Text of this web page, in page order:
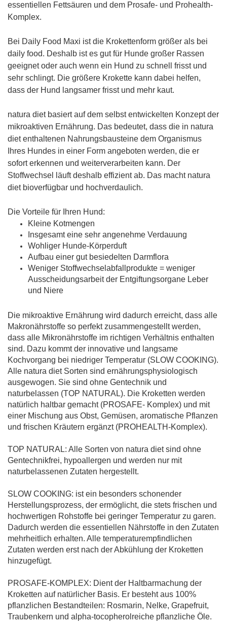
essentiellen Fettsäuren und dem Prosafe- und Prohealth-
Komplex.
Bei Daily Food Maxi ist die Krokettenform größer als bei
daily food. Deshalb ist es gut für Hunde großer Rassen
geeignet oder auch wenn ein Hund zu schnell frisst und
sehr schlingt. Die größere Krokette kann dabei helfen,
dass der Hund langsamer frisst und mehr kaut.
natura diet basiert auf dem selbst entwickelten Konzept der
mikroaktiven Ernährung. Das bedeutet, dass die in natura
diet enthaltenen Nahrungsbausteine dem Organismus
Ihres Hundes in einer Form angeboten werden, die er
sofort erkennen und weiterverarbeiten kann. Der
Stoffwechsel läuft deshalb effizient ab. Das macht natura
diet bioverfügbar und hochverdaulich.
Die Vorteile für Ihren Hund:
Kleine Kotmengen
Insgesamt eine sehr angenehme Verdauung
Wohliger Hunde-Körperduft
Aufbau einer gut besiedelten Darmflora
Weniger Stoffwechselabfallprodukte = weniger
Ausscheidungsarbeit der Entgiftungsorgane Leber
und Niere
Die mikroaktive Ernährung wird dadurch erreicht, dass alle
Makronährstoffe so perfekt zusammengestellt werden,
dass alle Mikronährstoffe im richtigen Verhältnis enthalten
sind. Dazu kommt der innovative und langsame
Kochvorgang bei niedriger Temperatur (SLOW COOKING).
Alle natura diet Sorten sind ernährungsphysiologisch
ausgewogen. Sie sind ohne Gentechnik und
naturbelassen (TOP NATURAL). Die Kroketten werden
natürlich haltbar gemacht (PROSAFE- Komplex) und mit
einer Mischung aus Obst, Gemüsen, aromatische Pflanzen
und frischen Kräutern ergänzt (PROHEALTH-Komplex).
TOP NATURAL: Alle Sorten von natura diet sind ohne
Gentechnikfrei, hypoallergen und werden nur mit
naturbelassenen Zutaten hergestellt.
SLOW COOKING: ist ein besonders schonender
Herstellungsprozess, der ermöglicht, die stets frischen und
hochwertigen Rohstoffe bei geringer Temperatur zu garen.
Dadurch werden die essentiellen Nährstoffe in den Zutaten
mehrheitlich erhalten. Alle temperaturempfindlichen
Zutaten werden erst nach der Abkühlung der Kroketten
hinzugefügt.
PROSAFE-KOMPLEX: Dient der Haltbarmachung der
Kroketten auf natürlicher Basis. Er besteht aus 100%
pflanzlichen Bestandteilen: Rosmarin, Nelke, Grapefruit,
Traubenkern und alpha-tocopherolreiche pflanzliche Öle.